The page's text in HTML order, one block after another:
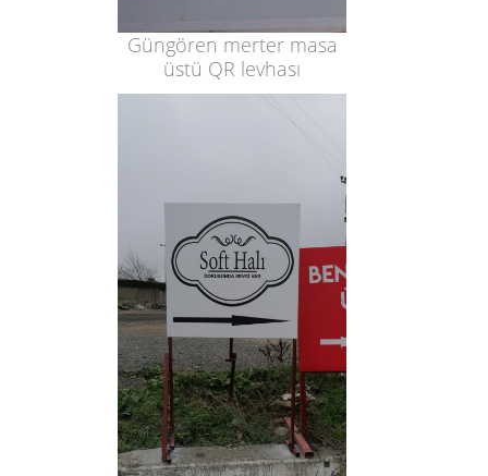
Güngören merter masa
üstü QR levhası